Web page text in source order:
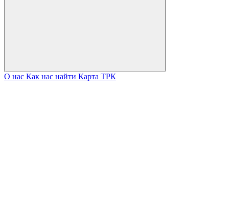
О нас Как нас найти Карта ТРК